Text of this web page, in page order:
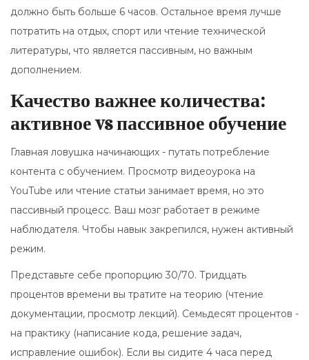
должно быть больше 6 часов. Остальное время лучше
потратить на отдых, спорт или чтение технической
литературы, что является пассивным, но важным
дополнением.
Качество важнее количества:
активное vs пассивное обучение
Главная ловушка начинающих - путать потребление
контента с обучением. Просмотр видеоурока на
YouTube или чтение статьи занимает время, но это
пассивный процесс. Ваш мозг работает в режиме
наблюдателя. Чтобы навык закрепился, нужен активный
режим.
Представьте себе пропорцию 30/70. Тридцать
процентов времени вы тратите на теорию (чтение
документации, просмотр лекций). Семьдесят процентов -
на практику (написание кода, решение задач,
исправление ошибок). Если вы сидите 4 часа перед